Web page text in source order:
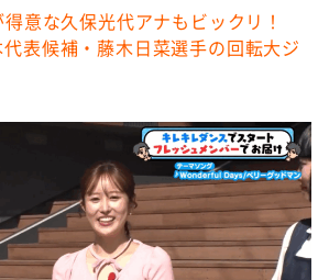
得意な久保光代アナもビックリ！
表候補・藤木日菜選手の回転大ジ